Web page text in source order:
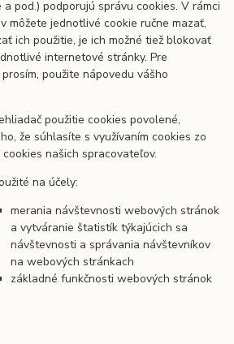
a pod.) podporujú správu cookies. V rámci
môžete jednotlivé cookie ručne mazať,
ich použitie, je ich možné tiež blokovať
internetové stránky. Pre
použite nápovedu vášho
použitie cookies povolené,
že súhlasíte s využívaním cookies zo
našich spracovateľov.
na účely:
merania návštevnosti webových stránok
a vytváranie štatistík týkajúcich sa
návštevnosti a správania návštevníkov
na webových stránkach
základné funkčnosti webových stránok